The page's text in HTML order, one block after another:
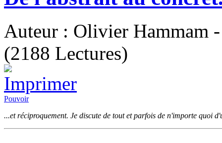
Auteur : Olivier Hammam
(2188 Lectures)
Pouvoir
...et réciproquement. Je discute de tout et parfois de n'importe quoi